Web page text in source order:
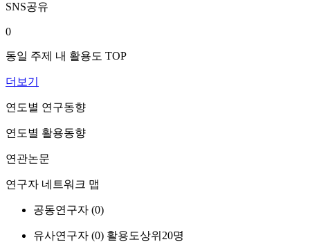
SNS공유
0
동일 주제 내 활용도 TOP
더보기
연도별 연구동향
연도별 활용동향
연관논문
연구자 네트워크 맵
공동연구자 (0)
유사연구자 (0) 활용도상위20명